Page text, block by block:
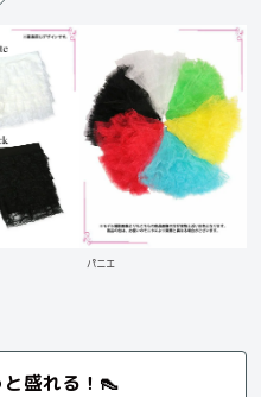
パニエ
盛れる！👠